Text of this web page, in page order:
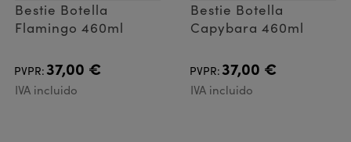
Bestie Botella
Flamingo 460ml
PVPR:37,00 €
IVA incluido
Bestie Botella
Capybara 460ml
PVPR:37,00 €
IVA incluido